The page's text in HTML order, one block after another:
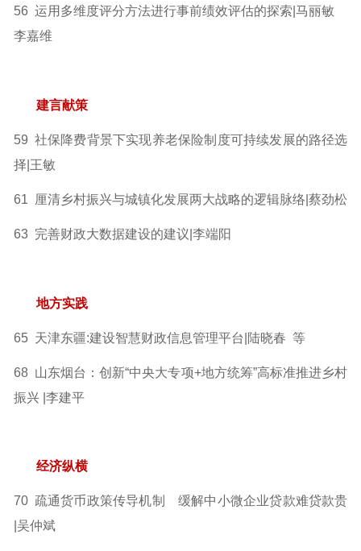
56 运用多维度评分方法进行事前绩效评估的探索|马丽敏
李嘉维
建言献策
59 社保降费背景下实现养老保险制度可持续发展的路径选
择|王敏
61 厘清乡村振兴与城镇化发展两大战略的逻辑脉络|蔡劲松
63 完善财政大数据建设的建议|李端阳
地方实践
65 天津东疆:建设智慧财政信息管理平台|陆晓春 等
68 山东烟台：创新“中央大专项+地方统筹”高标准推进乡村
振兴 |李建平
经济纵横
70 疏通货币政策传导机制 缓解中小微企业贷款难贷款贵
|吴仲斌